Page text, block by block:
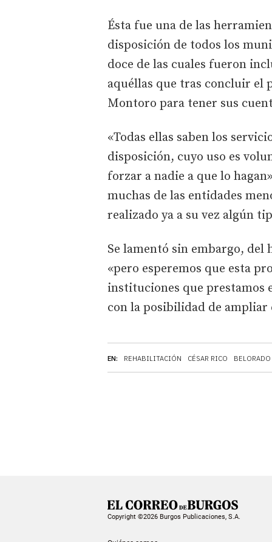
EN: REHABILITACIÓN CÉSAR RICO BELORADO
Ésta fue una de las
disposición de todos los
doce de las cuales fueron
aquéllas que tras concluir el
Montoro para tener sus
«Todas ellas saben los
disposición, cuyo uso es
forzar a nadie a que lo
muchas de las entidades
realizado ya a su vez algún
Se lamentó sin embargo,
«pero esperemos que esta
instituciones que prestamos
con la posibilidad de
Copyright ©2026 Burgos Publicaciones, S.A.